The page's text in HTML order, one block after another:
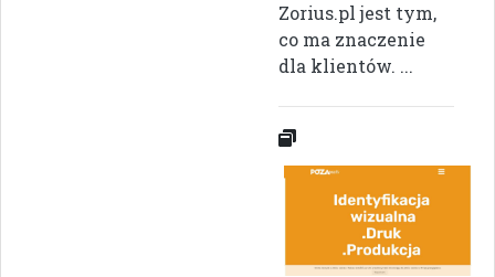
Zorius.pl jest tym,
co ma znaczenie
dla klientów. ...